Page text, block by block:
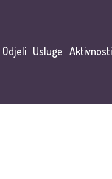
Odjeli Usluge Aktivnosti